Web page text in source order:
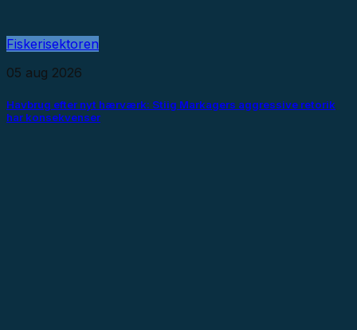
Fiskerisektoren
05 aug 2026
Havbrug efter nyt hærværk: Stiig Markagers aggressive retorik
har konsekvenser